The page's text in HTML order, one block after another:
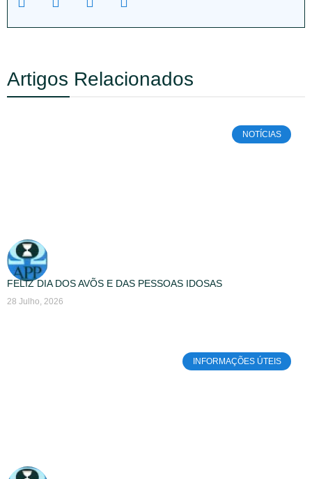
Artigos Relacionados
NOTÍCIAS
FELIZ DIA DOS AVÕS E DAS PESSOAS IDOSAS
28 Julho, 2026
INFORMAÇÕES ÚTEIS